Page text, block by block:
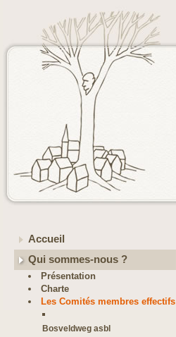
Accueil
Qui sommes-nous ?
Présentation
Charte
Les Comités membres effectifs
Bosveldweg asbl